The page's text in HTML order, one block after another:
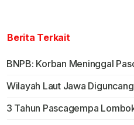
Berita Terkait
BNPB: Korban Meninggal
Wilayah Laut Jawa
3 Tahun Pascagempa